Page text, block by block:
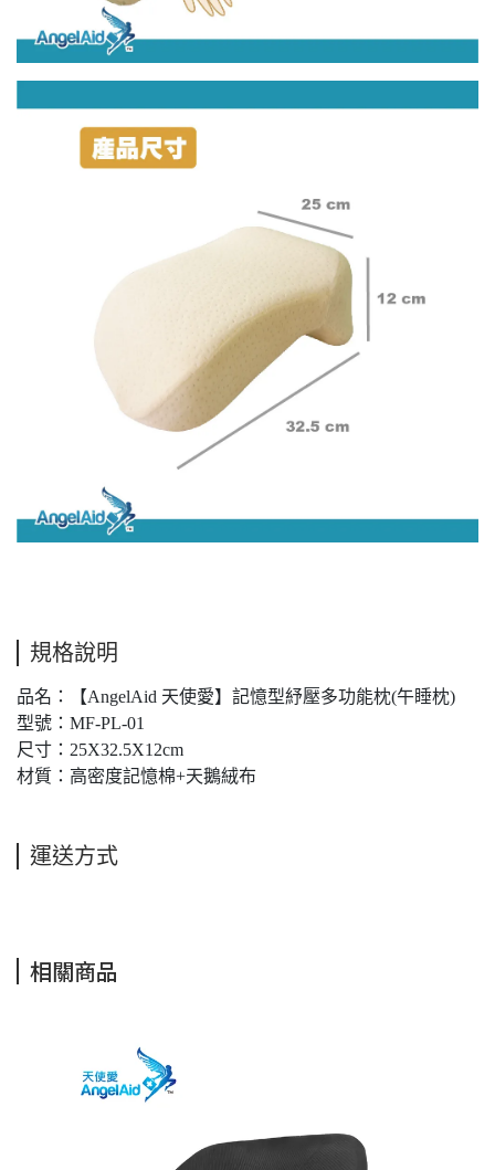
規格說明
品名：【AngelAid 天使愛】記憶型紓壓多功能枕(午睡枕)
型號：MF-PL-01
尺寸：25X32.5X12cm
材質：高密度記憶棉+天鵝絨布
運送方式
相關商品